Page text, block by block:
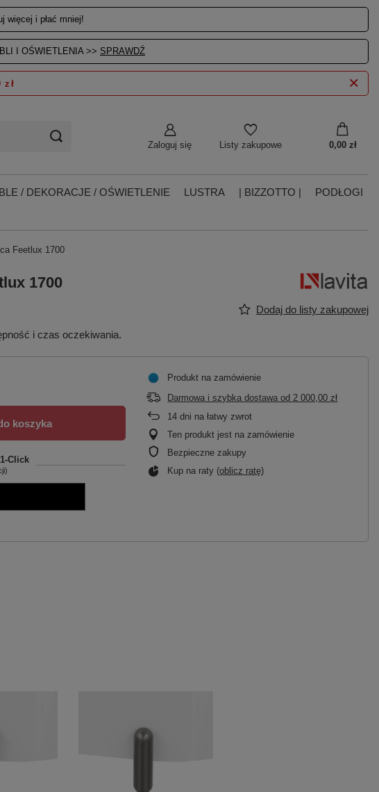
więcej i płać mniej!
I OŚWIETLENIA >> SPRAWDŹ
Zaloguj się Listy zakupowe 0,00 zł
zł
/ DEKORACJE / OŚWIETLENIE LUSTRA | BIZZOTTO |
PODŁOGI
Feetlux 1700
1700
Dodaj do listy zakupowej
i czas oczekiwania.
koszyka
1-Click
Produkt na zamówienie
Darmowa i szybka dostawa od2 000,00 zł
14 dni na łatwy zwrot
Ten produkt jest na zamówienie
Bezpieczne zakupy
Kup na raty (oblicz ratę)